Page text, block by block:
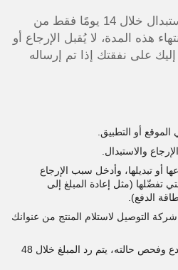
يمكنك طلب الإرجاع أو الاستبدال خلال 14 يومًا فقط من
هذه المدة، لا يُقبل الإرجاع أو
إليك على نفقتك إذا تم إرساله
أو التطبيق.
والاستبدال.
أو تبديلها، وأدخل سبب الإرجاع
تفضّلها (مثل إعادة المبلغ إلى
الدفع).
التوصيل لاستلام المنتج من عنوانك
بعد وصول المنتج إلى المستودع وفحص حالته، يتم رد المبلغ خلال 48